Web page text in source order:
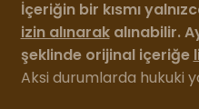
İçeriğin bir kısmı
izin alınarakalınabilir.
şeklinde orijinal içeriğe
Aksi durumlarda hukuki